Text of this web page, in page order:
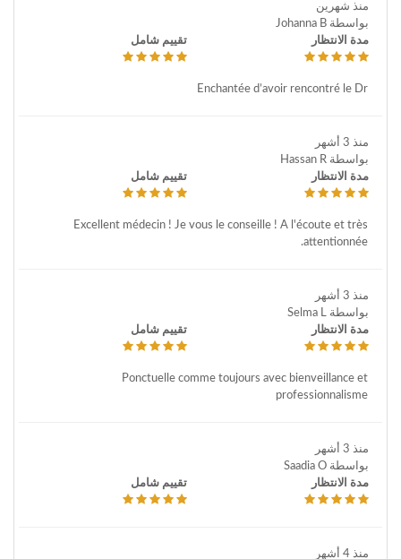
منذ شهرين
بواسطة Johanna B
مدة الانتظار
تقييم شامل
Enchantée d’avoir rencontré le Dr
منذ 3 أشهر
بواسطة Hassan R
مدة الانتظار
تقييم شامل
Excellent médecin ! Je vous le conseille ! A l'écoute et très
attentionnée.
منذ 3 أشهر
بواسطة Selma L
مدة الانتظار
تقييم شامل
Ponctuelle comme toujours avec bienveillance et
professionnalisme
منذ 3 أشهر
بواسطة Saadia O
مدة الانتظار
تقييم شامل
منذ 4 أشهر